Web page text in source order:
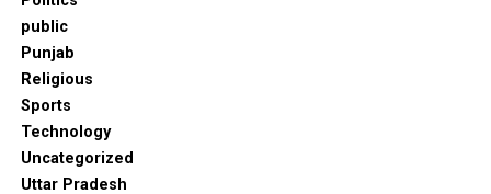
public
Punjab
Religious
Sports
Technology
Uncategorized
Uttar Pradesh